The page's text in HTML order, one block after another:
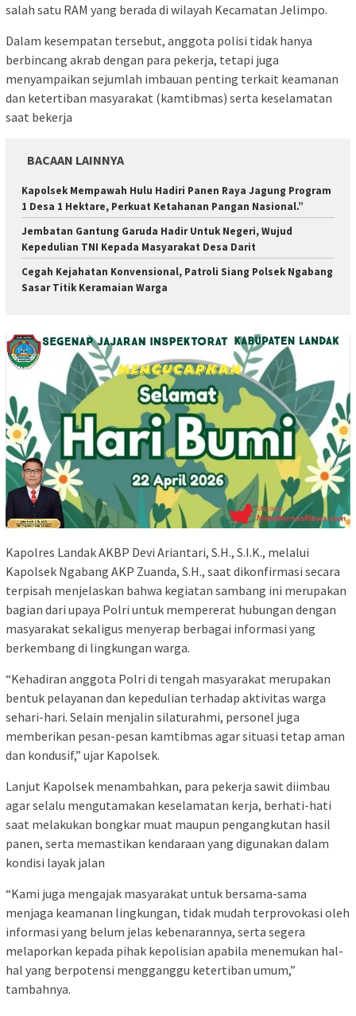
salah satu RAM yang berada di wilayah Kecamatan Jelimpo.
Dalam kesempatan tersebut, anggota polisi tidak hanya
berbincang akrab dengan para pekerja, tetapi juga
menyampaikan sejumlah imbauan penting terkait keamanan
dan ketertiban masyarakat (kamtibmas) serta keselamatan
saat bekerja
BACAAN LAINNYA
Kapolsek Mempawah Hulu Hadiri Panen Raya Jagung Program
1 Desa 1 Hektare, Perkuat Ketahanan Pangan Nasional.”
Jembatan Gantung Garuda Hadir Untuk Negeri, Wujud
Kepedulian TNI Kepada Masyarakat Desa Darit
Cegah Kejahatan Konvensional, Patroli Siang Polsek Ngabang
Sasar Titik Keramaian Warga
Kapolres Landak AKBP Devi Ariantari, S.H., S.I.K., melalui
Kapolsek Ngabang AKP Zuanda, S.H., saat dikonfirmasi secara
terpisah menjelaskan bahwa kegiatan sambang ini merupakan
bagian dari upaya Polri untuk mempererat hubungan dengan
masyarakat sekaligus menyerap berbagai informasi yang
berkembang di lingkungan warga.
“Kehadiran anggota Polri di tengah masyarakat merupakan
bentuk pelayanan dan kepedulian terhadap aktivitas warga
sehari-hari. Selain menjalin silaturahmi, personel juga
memberikan pesan-pesan kamtibmas agar situasi tetap aman
dan kondusif,” ujar Kapolsek.
Lanjut Kapolsek menambahkan, para pekerja sawit diimbau
agar selalu mengutamakan keselamatan kerja, berhati-hati
saat melakukan bongkar muat maupun pengangkutan hasil
panen, serta memastikan kendaraan yang digunakan dalam
kondisi layak jalan
“Kami juga mengajak masyarakat untuk bersama-sama
menjaga keamanan lingkungan, tidak mudah terprovokasi oleh
informasi yang belum jelas kebenarannya, serta segera
melaporkan kepada pihak kepolisian apabila menemukan hal-
hal yang berpotensi mengganggu ketertiban umum,”
tambahnya.